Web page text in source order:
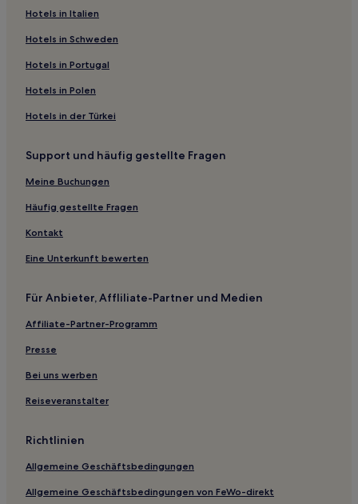
Menzhai Hotels
Hunyuan Hotels
Emaokou Hotels
Jiemayu Hotels
Wangtaicun Hotels
Hotels nahe Tashui-Fluss-Stätte
Hongdong Hotels
Nanshangzhai Hotels
Wutai Hotels
Unterbezirk Jıaokou Hotels
Taihuai Hotels
Hotels nahe Guoyu-Altes-Dorf
Jiaocheng Hotels
Huting Hotels
Ningwu Hotels
Dai Hotels
Qinyuan Hotels
Taigu Hotels
Hotels in Italien
Hotels in Schweden
Hotels in Portugal
Hotels in Polen
Hotels in der Türkei
Support und häufig gestellte Fragen
Meine Buchungen
Häufig gestellte Fragen
Kontakt
Eine Unterkunft bewerten
Für Anbieter, Affliliate-Partner und Medien
Affiliate-Partner-Programm
Presse
Bei uns werben
Reiseveranstalter
Richtlinien
Allgemeine Geschäftsbedingungen
Allgemeine Geschäftsbedingungen von FeWo-direkt